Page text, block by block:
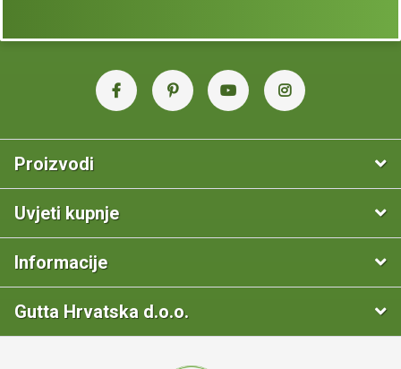
Proizvodi
Uvjeti kupnje
Informacije
Gutta Hrvatska d.o.o.